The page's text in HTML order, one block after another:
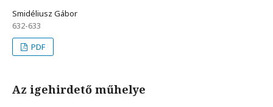
Smidéliusz Gábor
632-633
PDF
Az igehirdető műhelye